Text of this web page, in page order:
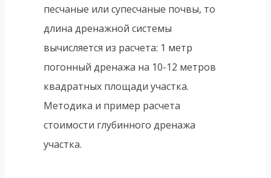
песчаные или супесчаные почвы, то
длина дренажной системы
вычисляется из расчета: 1 метр
погонный дренажа на 10-12 метров
квадратных площади участка.
Методика и пример расчета
стоимости глубинного дренажа
участка.